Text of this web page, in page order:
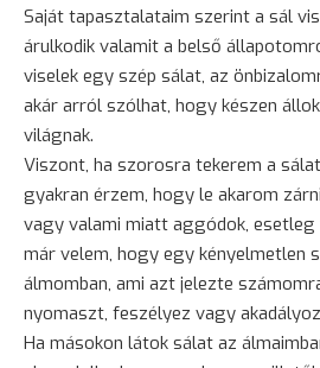
Saját tapasztalataim szerint a sál
árulkodik valamit a belső
viselek egy szép sálat, az
akár arról szólhat, hogy készen
világnak.
Viszont, ha szorosra tekerem a
gyakran érzem, hogy le akarom
vagy valami miatt aggódok,
már velem, hogy egy kényelmetlen
álmomban, ami azt jelezte
nyomaszt, feszélyez vagy
Ha másokon látok sálat az